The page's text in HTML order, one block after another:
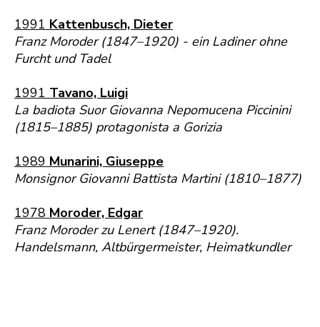
1991 Kattenbusch, Dieter
Franz Moroder (1847–1920) - ein Ladiner ohne
Furcht und Tadel
1991 Tavano, Luigi
La badiota Suor Giovanna Nepomucena Piccinini
(1815–1885) protagonista a Gorizia
1989 Munarini, Giuseppe
Monsignor Giovanni Battista Martini (1810–1877)
1978 Moroder, Edgar
Franz Moroder zu Lenert (1847–1920).
Handelsmann, Altbürgermeister, Heimatkundler